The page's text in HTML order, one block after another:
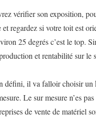
vérifier son exposition,
regardez si votre toit est
25 degrés c’est le top.
et rentabilité sur le
défini, il va falloir choisir un
Le sur mesure n’es
de vente de matériel